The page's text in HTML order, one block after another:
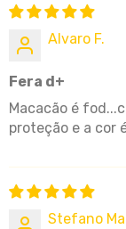
Alvaro F.
Fera d+
Macacão é
proteção e a cor
Stefano